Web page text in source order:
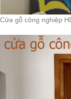
Cửa gỗ công nghiệp